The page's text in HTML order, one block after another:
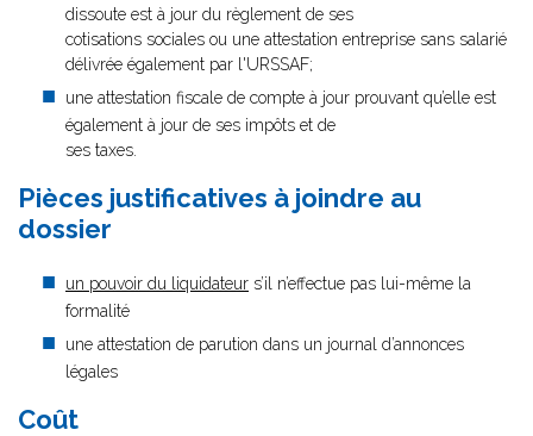
dissoute est à jour du règlement de ses
cotisations sociales ou une attestation entreprise sans salarié
délivrée également par l'URSSAF;
une attestation fiscale de compte à jour prouvant qu’elle est
également à jour de ses impôts et de
ses taxes.
Pièces justificatives à joindre au
dossier
un pouvoir du liquidateur s’il n’effectue pas lui-même la
formalité
une attestation de parution dans un journal d’annonces
légales
Coût